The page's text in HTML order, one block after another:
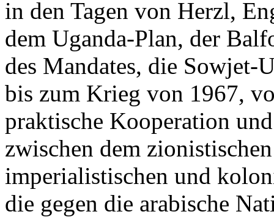
in den Tagen von Herzl,
dem Uganda-Plan, der
des Mandates, die
bis zum Krieg von 1967,
praktische Kooperation
zwischen dem
imperialistischen und
die gegen die arabische